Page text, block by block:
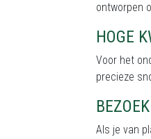
ontworpen
HOGE
Voor het
precieze
Als je van